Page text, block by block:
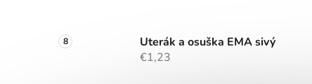
Uterák a osuška EMA sivý
€1,23